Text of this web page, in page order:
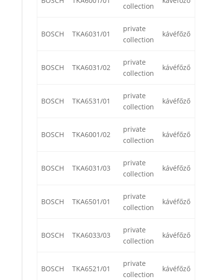
collection
BOSCH TKA6031/01
private
collection
kávéfőző
BOSCH TKA6031/02
private
collection
kávéfőző
BOSCH TKA6531/01
private
collection
kávéfőző
BOSCH TKA6001/02
private
collection
kávéfőző
BOSCH TKA6031/03
private
collection
kávéfőző
BOSCH TKA6501/01
private
collection
kávéfőző
BOSCH TKA6033/03
private
collection
kávéfőző
BOSCH TKA6521/01
private
collection
kávéfőző